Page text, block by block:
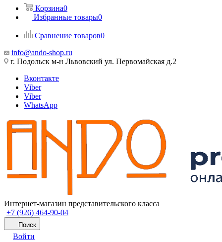
Корзина0
Избранные товары0
Сравнение товаров0
info@ando-shop.ru
г. Подольск м-н Львовский ул. Первомайская д.2
Вконтакте
Viber
Viber
WhatsApp
Интернет-магазин представительского класса
+7 (926) 464-90-04
Поиск
Войти